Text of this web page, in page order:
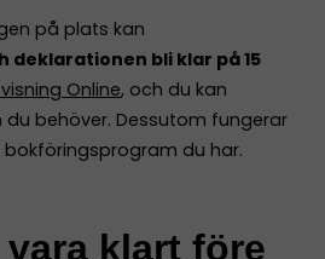
på plats kan
deklarationen bli klar på 15
Online, och du kan
behöver. Dessutom fungerar
du har.
vara klart före